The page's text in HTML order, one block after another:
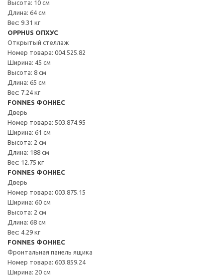
Высота: 10 см
Длина: 64 см
Вес: 9.31 кг
OPPHUS ОПХУС
Открытый стеллаж
Номер товара: 004.525.82
Ширина: 45 см
Высота: 8 см
Длина: 65 см
Вес: 7.24 кг
FONNES ФОННЕС
Дверь
Номер товара: 503.874.95
Ширина: 61 см
Высота: 2 см
Длина: 188 см
Вес: 12.75 кг
FONNES ФОННЕС
Дверь
Номер товара: 003.875.15
Ширина: 60 см
Высота: 2 см
Длина: 68 см
Вес: 4.29 кг
FONNES ФОННЕС
Фронтальная панель ящика
Номер товара: 603.859.24
Ширина: 20 см